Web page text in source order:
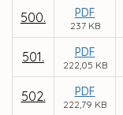
500. PDF
237 KB
501. PDF
222,05 KB
502. PDF
222,79 KB